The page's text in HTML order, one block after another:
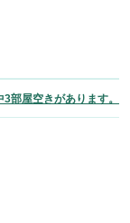
部屋空きがあります。